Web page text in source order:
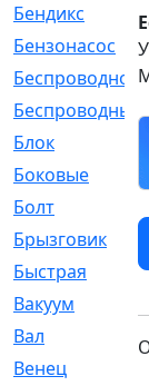
Бендикс
Бензонасос
Беспроводное
Беспроводные
Блок
Боковые
Болт
Брызговик
Быстрая
Вакуум
Вал
Венец